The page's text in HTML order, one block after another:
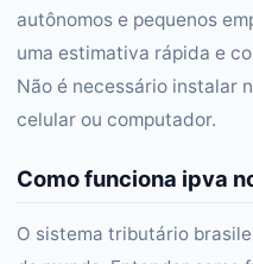
autônomos e pequenos
uma estimativa rápida e
Não é necessário instalar
celular ou computador.
Como funciona ipva
O sistema tributário